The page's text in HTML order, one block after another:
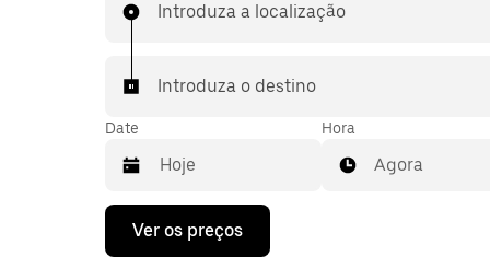
Introduza a localização
Introduza o destino
Date
Prima
tecla
Hora
Agora
Ver os preços